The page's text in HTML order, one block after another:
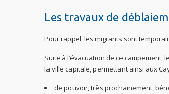
Les travaux de
Pour rappel, les migrants sont
Suite à l’évacuation de ce
la ville capitale, permettant ainsi aux
de pouvoir, très prochainement,